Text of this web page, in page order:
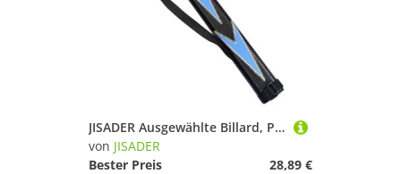
JISADER Ausgewählte Billard, Pool Cue Storage Push, Kompakter Billardbecken Ausgewählter Stick Transportbox Ausgewählt, Blau Schwarz
von JISADER
Bester Preis
28,89 €